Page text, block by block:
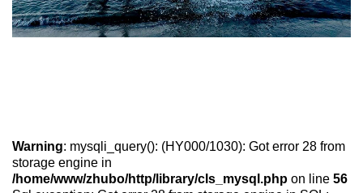
Warning: mysqli_query(): (HY000/1030): Got error 28 from
storage engine in
/home/www/zhubo/http/library/cls_mysql.php on line 56